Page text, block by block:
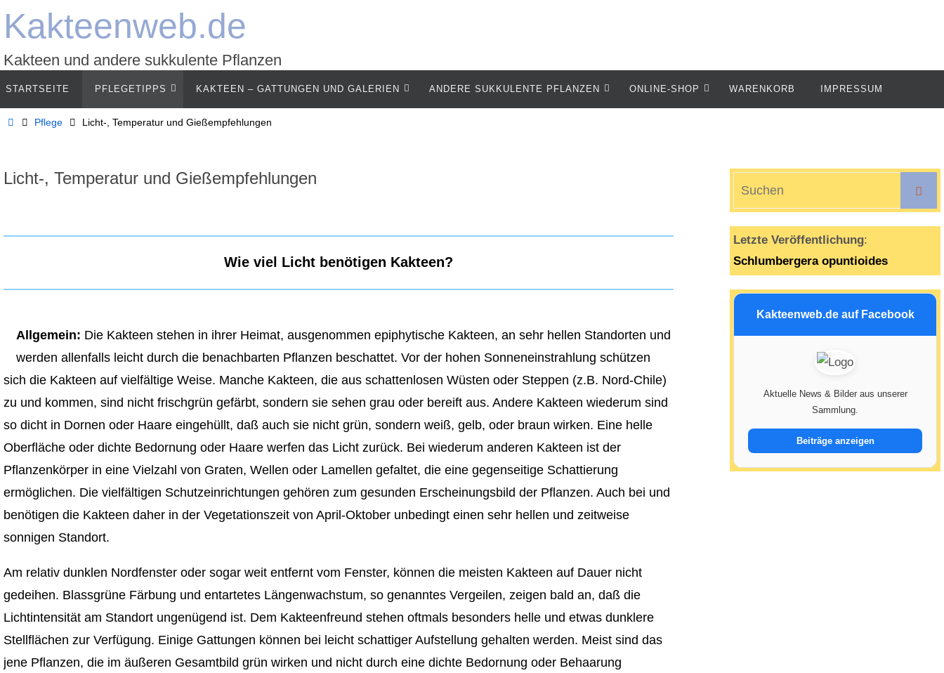
Zum
Inhalt
springen
Kakteenweb.de
Kakteen und andere sukkulente Pflanzen
Inhalt
STARTSEITE PFLEGETIPPS KAKTEEN – GATTUNGEN UND GALERIEN ANDERE SUKKULENTE PFLANZEN ONLINE-SHOP WARENKORB IMPRESSUM
StartPflege Licht-, Temperatur und Gießempfehlungen
Licht-, Temperatur und Gießempfehlungen
Wie viel Licht benötigen Kakteen?
Allgemein: Die Kakteen stehen in ihrer Heimat, ausgenommen epiphytische Kakteen, an sehr hellen Standorten und
werden allenfalls leicht durch die benachbarten Pflanzen beschattet. Vor der hohen Sonneneinstrahlung schützen
sich die Kakteen auf vielfältige Weise. Manche Kakteen, die aus schattenlosen Wüsten oder Steppen (z.B. Nord-Chile)
zu und kommen, sind nicht frischgrün gefärbt, sondern sie sehen grau oder bereift aus. Andere Kakteen wiederum sind
so dicht in Dornen oder Haare eingehüllt, daß auch sie nicht grün, sondern weiß, gelb, oder braun wirken. Eine helle
Oberfläche oder dichte Bedornung oder Haare werfen das Licht zurück. Bei wiederum anderen Kakteen ist der
Pflanzenkörper in eine Vielzahl von Graten, Wellen oder Lamellen gefaltet, die eine gegenseitige Schattierung
ermöglichen. Die vielfältigen Schutzeinrichtungen gehören zum gesunden Erscheinungsbild der Pflanzen. Auch bei und
benötigen die Kakteen daher in der Vegetationszeit von April-Oktober unbedingt einen sehr hellen und zeitweise
sonnigen Standort.
Am relativ dunklen Nordfenster oder sogar weit entfernt vom Fenster, können die meisten Kakteen auf Dauer nicht
gedeihen. Blassgrüne Färbung und entartetes Längenwachstum, so genanntes Vergeilen, zeigen bald an, daß die
Lichtintensität am Standort ungenügend ist. Dem Kakteenfreund stehen oftmals besonders helle und etwas dunklere
Stellflächen zur Verfügung. Einige Gattungen können bei leicht schattiger Aufstellung gehalten werden. Meist sind das
jene Pflanzen, die im äußeren Gesamtbild grün wirken und nicht durch eine dichte Bedornung oder Behaarung
Letzte Veröffentlichung:
Schlumbergera opuntioides
Kakteenweb.de auf Facebook
Aktuelle News & Bilder aus unserer
Sammlung.
Beiträge anzeigen